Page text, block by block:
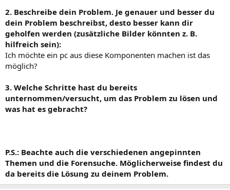
2. Beschreibe dein Problem. Je genauer und besser du
dein Problem beschreibst, desto besser kann dir
geholfen werden (zusätzliche Bilder könnten z. B.
hilfreich sein):
Ich möchte ein pc aus diese Komponenten machen ist das
möglich?
3. Welche Schritte hast du bereits
unternommen/versucht, um das Problem zu lösen und
was hat es gebracht?
P.S.: Beachte auch die verschiedenen angepinnten
Themen und die Forensuche. Möglicherweise findest du
da bereits die Lösung zu deinem Problem.